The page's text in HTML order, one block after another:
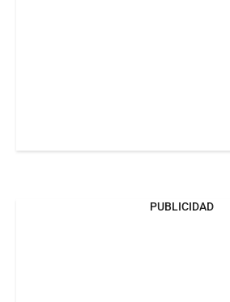
PUBLICIDAD